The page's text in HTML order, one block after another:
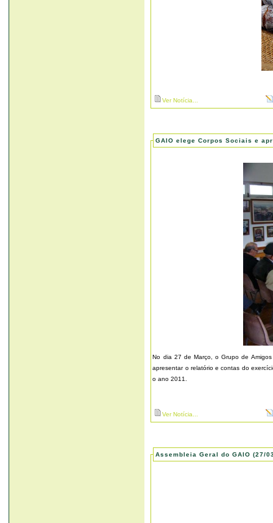
Ver Notícia...
GAIO elege Corpos Sociais e
No dia 27 de Março, o Grupo de
apresentar o relatório e contas do
o ano 2011.
Ver Notícia...
Assembleia Geral do GAIO (27/